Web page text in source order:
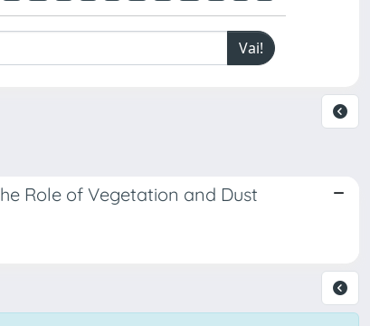
Role of Vegetation and Dust